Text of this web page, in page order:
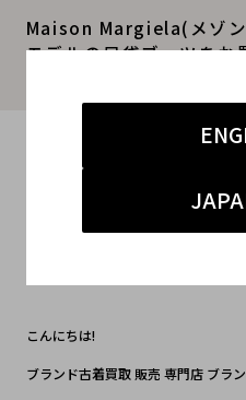
Maison Margiela(メゾ
モデルの足袋ブーツをお
#Maison Margiela 買取
こんにちは!
ブランド古着買取 販売 専門店 ブラ